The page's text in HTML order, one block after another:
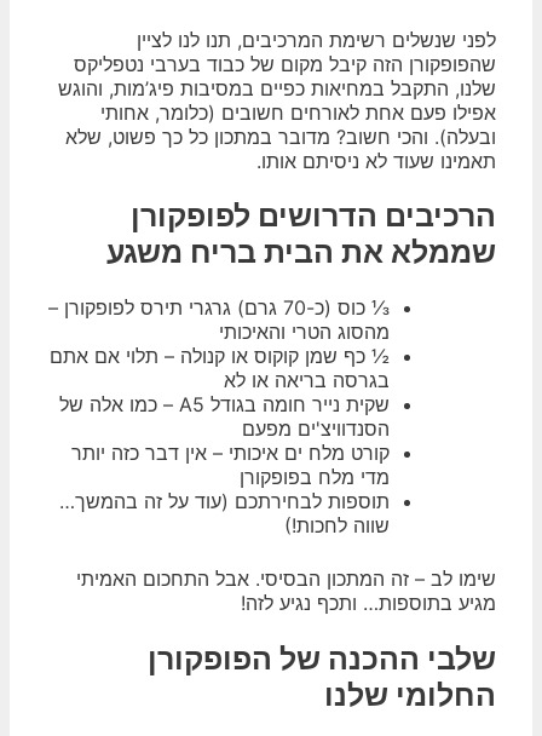
לפני שנשלים רשימת המרכיבים, תנו לנו לציין
שהפופקורן הזה קיבל מקום של כבוד בערבי נטפליקס
שלנו, התקבל במחיאות כפיים במסיבות פיג’מות, והוגש
אפילו פעם אחת לאורחים חשובים (כלומר, אחותי
ובעלה). והכי חשוב? מדובר במתכון כל כך פשוט, שלא
תאמינו שעוד לא ניסיתם אותו.
הרכיבים הדרושים לפופקורן
שממלא את הבית בריח משגע
⅓ כוס (כ-70 גרם) גרגרי תירס לפופקורן –
מהסוג הטרי והאיכותי
½ כף שמן קוקוס או קנולה – תלוי אם אתם
בגרסה בריאה או לא
שקית נייר חומה בגודל A5 – כמו אלה של
הסנדוויצ'ים מפעם
קורט מלח ים איכותי – אין דבר כזה יותר
מדי מלח בפופקורן
תוספות לבחירתכם (עוד על זה בהמשך…
שווה לחכות!)
שימו לב – זה המתכון הבסיסי. אבל התחכום האמיתי
מגיע בתוספות… ותכף נגיע לזה!
שלבי ההכנה של הפופקורן
החלומי שלנו